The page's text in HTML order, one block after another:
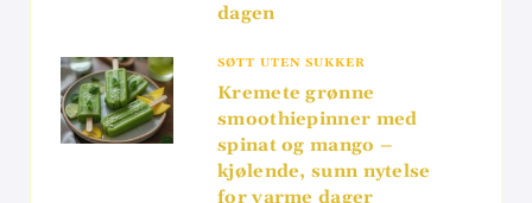
dagen
SØTT UTEN SUKKER
Kremete grønne
smoothiepinner med
spinat og mango –
kjølende, sunn nytelse
for varme dager